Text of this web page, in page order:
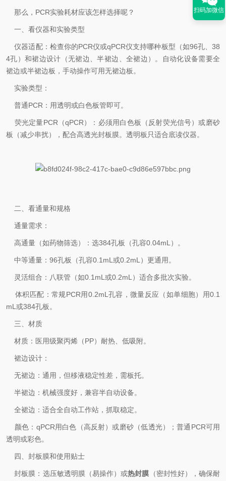
那么，PCR实验耗材应该怎样选择呢？
一、看仪器和实验类型
‌仪器适配‌：检查你的PCR仪或qPCR仪支持哪种板型（如96孔、38
4孔）和裙边设计（无裙边、半裙边、全裙边）。自动化设备需要全
裙边或半裙边板，手动操作可用无裙边板。
‌实验类型‌：
‌普通PCR‌：用透明或白色板管即可。
‌荧光定量PCR（qPCR）‌：必须用‌白色板‌（反射荧光信号）或‌磨砂
板‌（减少串扰），配合‌高透光封板膜‌。透明板只适合底读仪器。
二、看通量和规格
‌通量需求‌：
‌高通量‌（如药物筛选）：选‌384孔板‌（孔容0.04mL）。
‌中等通量‌：‌96孔板‌（孔容0.1mL或0.2mL）更通用。
‌灵活组合‌：‌八联管‌（如0.1mL或0.2mL）适合多批次实验。
‌体积匹配‌：常规PCR用0.2mL孔容，微量反应（如单细胞）用0.1
mL或384孔板。
三、材质
‌材质‌：医用级‌聚丙烯（PP）‌耐热、低吸附。
‌裙边设计‌：
‌无裙边‌：通用，但移液稳定性差，需板托。
‌半裙边‌：机械强度好，兼容半自动设备。
‌全裙边‌：适合全自动工作站，抓取稳定。
‌颜色‌：qPCR用‌白色‌（高反射）或‌磨砂‌（低透光）；普通PCR可用
透明或彩色。
四、封板膜和使用贴士
‌封板膜‌：选‌压敏透明膜‌（易操作）或‌热封膜‌ （密封性好），确保耐
扫码加微信